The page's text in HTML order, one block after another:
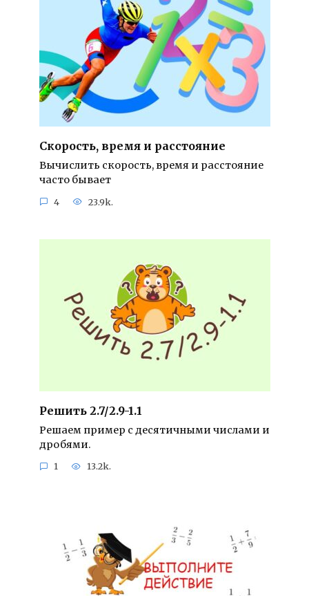
Скорость, время и расстояние
Вычислить скорость, время и расстояние
часто бывает
4 23.9k.
Решить 2.7/2.9-1.1
Решаем пример с десятичными числами и
дробями.
1 13.2k.